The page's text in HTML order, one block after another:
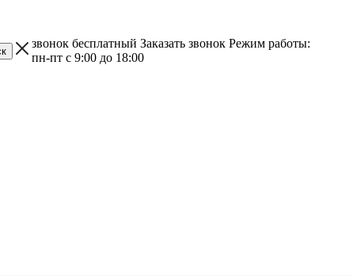
звонок бесплатный Заказать звонок Режим работы:
пн-пт с 9:00 до 18:00